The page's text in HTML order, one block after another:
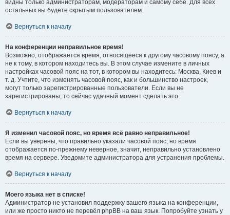
видны только администраторам, модераторам и самому себе. Для всех
остальных вы будете скрытым пользователем.
Вернуться к началу
На конференции неправильное время!
Возможно, отображается время, относящееся к другому часовому поясу, а
не к тому, в котором находитесь вы. В этом случае измените в личных
настройках часовой пояс на тот, в котором вы находитесь: Москва, Киев и
т. д. Учтите, что изменять часовой пояс, как и большинство настроек,
могут только зарегистрированные пользователи. Если вы не
зарегистрированы, то сейчас удачный момент сделать это.
Вернуться к началу
Я изменил часовой пояс, но время всё равно неправильное!
Если вы уверены, что правильно указали часовой пояс, но время
отображается по-прежнему неверное, значит, неправильно установлено
время на сервере. Уведомите администратора для устранения проблемы.
Вернуться к началу
Моего языка нет в списке!
Администратор не установил поддержку вашего языка на конференции,
или же просто никто не перевёл phpBB на ваш язык. Попробуйте узнать у